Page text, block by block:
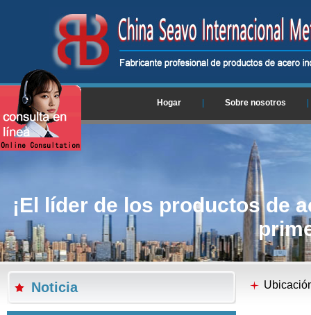
Hogar Sobre nosotros
¡El líder de los productos de
Noticia